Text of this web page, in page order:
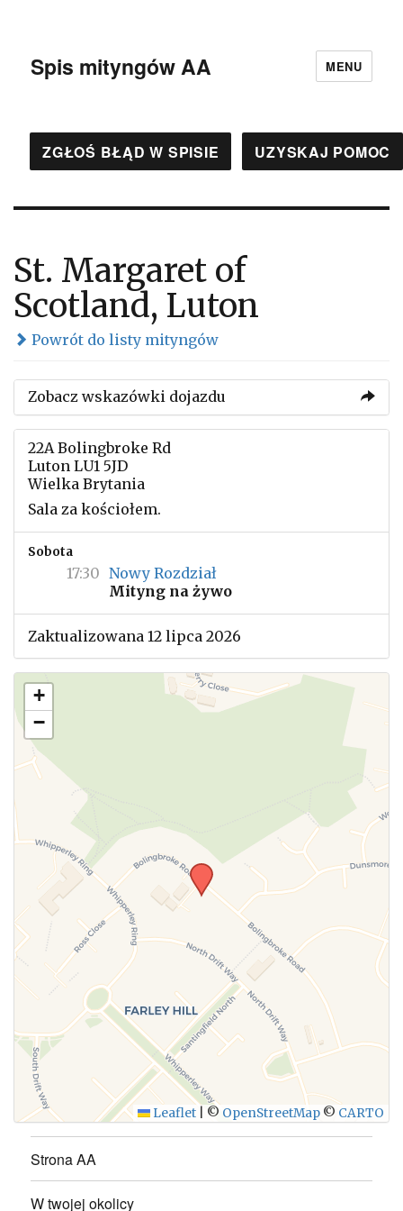
Spis mityngów AA MENU
ZGŁOŚ BŁĄD W SPISIE UZYSKAJ POMOC
St. Margaret of
Scotland, Luton
Powrót do listy mityngów
Zobacz wskazówki dojazdu
22A Bolingbroke Rd
Luton LU1 5JD
Wielka Brytania
Sala za kościołem.
Sobota
17:30 Nowy Rozdział
Mityng na żywo
Zaktualizowana 12 lipca 2026
+
−
Leaflet © OpenStreetMap © CARTO
Strona AA
W twojej okolicy